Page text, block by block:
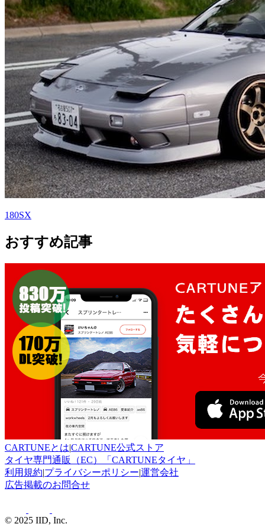
180SX
おすすめ記事
CARTUNEとは|CARTUNE公式ストア
タイヤ専門通販（EC）「CARTUNEタイヤ」
利用規約|プライバシーポリシー|運営会社
広告掲載のお問合せ
© 2025 IID, Inc.